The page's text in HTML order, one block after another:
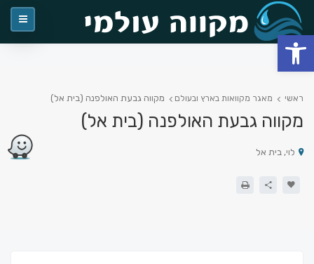
ראשי מאגר מקוואות בארץ ובעולם מקווה גבעת האולפנה (בית אל)
מקווה גבעת האולפנה (בית אל)
לוי, בית אל
פתח סרגל נגישות